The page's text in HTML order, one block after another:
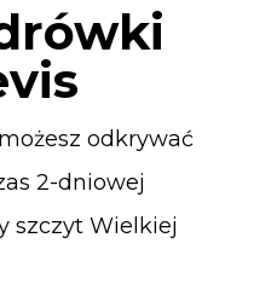
odkrywać
2-dniowej
szczyt Wielkiej